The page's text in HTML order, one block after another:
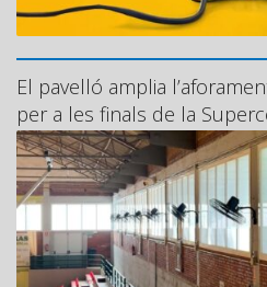
El pavelló amplia
per a les finals de la